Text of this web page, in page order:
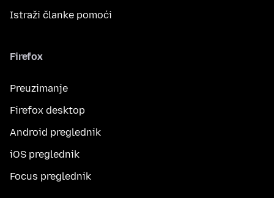
Istraži članke pomoći
Firefox
Preuzimanje
Firefox desktop
Android preglednik
iOS preglednik
Focus preglednik